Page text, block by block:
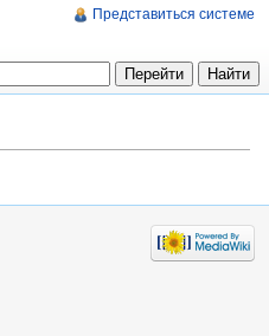
Представиться системе